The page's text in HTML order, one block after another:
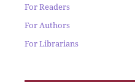
For Readers
For Authors
For Librarians